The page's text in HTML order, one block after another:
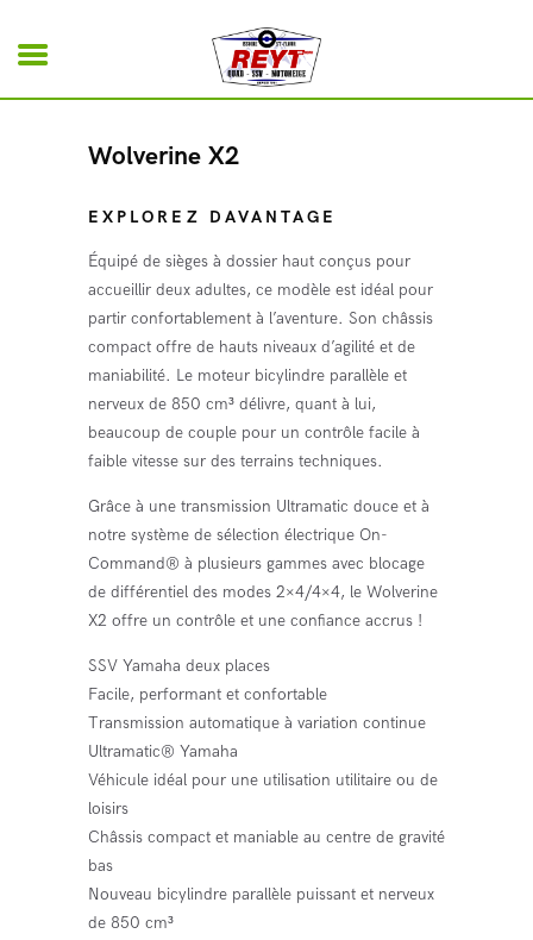
Motoneige
Occasions
Equipements et Accessoires
SSV
Contact
Reyt Motoculture
Wolverine X2
EXPLOREZ DAVANTAGE
Équipé de sièges à dossier haut conçus pour
accueillir deux adultes, ce modèle est idéal pour
partir confortablement à l’aventure. Son châssis
compact offre de hauts niveaux d’agilité et de
maniabilité. Le moteur bicylindre parallèle et
nerveux de 850 cm³ délivre, quant à lui,
beaucoup de couple pour un contrôle facile à
faible vitesse sur des terrains techniques.
Grâce à une transmission Ultramatic douce et à
notre système de sélection électrique On-
Command® à plusieurs gammes avec blocage
de différentiel des modes 2×4/4×4, le Wolverine
X2 offre un contrôle et une confiance accrus !
SSV Yamaha deux places
Facile, performant et confortable
Transmission automatique à variation continue
Ultramatic® Yamaha
Véhicule idéal pour une utilisation utilitaire ou de
loisirs
Châssis compact et maniable au centre de gravité
bas
Nouveau bicylindre parallèle puissant et nerveux
de 850 cm³